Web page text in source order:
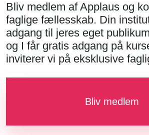
Bliv medlem af Applaus og
faglige fællesskab. Din
adgang til jeres eget
og I får gratis adgang på
inviterer vi på eksklusive
Bliv medlem